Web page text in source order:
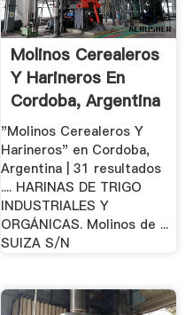
Molinos Cerealeros
Y Harineros En
Cordoba, Argentina
|.
"Molinos Cerealeros Y
Harineros" en Cordoba,
Argentina | 31 resultados
.... HARINAS DE TRIGO
INDUSTRIALES Y
ORGÁNICAS. Molinos de ...
SUIZA S/N